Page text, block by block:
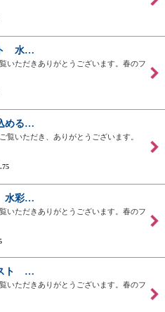
ト 水…
いただきありがとうございます。春のフ
める…
覧いただき、ありがとうございます。
水彩…
いただきありがとうございます。春のフ
スト …
いただきありがとうございます。春のフ